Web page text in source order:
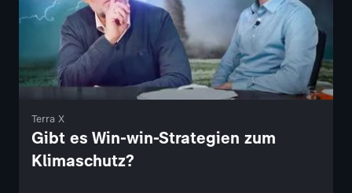
Terra X
Gibt es Win-win-Strategien zum
Klimaschutz?